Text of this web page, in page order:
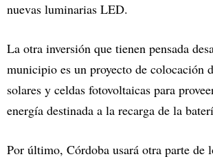
nuevas luminarias LED.
La otra inversión que tienen pensada
municipio es un proyecto de colocación
solares y celdas fotovoltaicas para
energía destinada a la recarga de la
Por último, Córdoba usará otra parte de